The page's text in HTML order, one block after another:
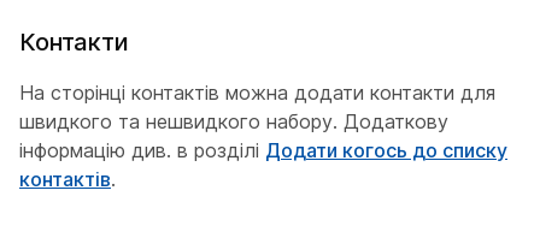
Контакти
На сторінці контактів можна додати контакти для
швидкого та нешвидкого набору. Додаткову
інформацію див. в розділі Додати когось до списку
контактів.